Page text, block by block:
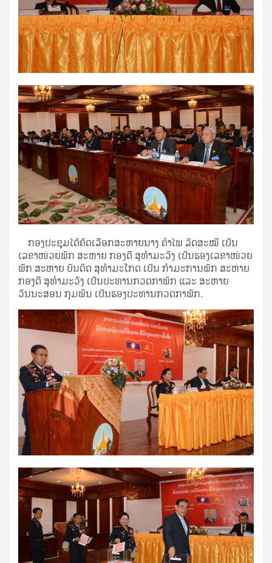
ກອງປະຊຸມໄດ້ຄັດເລືອກສະຫາຍນາງ ຄຳໄພ ລັດສະໝີ ເປັນ
ເລຂາໜ່ວຍພັກ ສະຫາຍ ກອງດີ ສຸທຳມະວົງ ເປັນຮອງເລຂາໜ່ວຍ
ພັກ ສະຫາຍ ບັນດິດ ສຸທຳມະໂກດ ເປັນ ກຳມະການພັກ ສະຫາຍ
ກອງດີ ສຸທຳມະວົງ ເປັນປະທານກວດກາພັກ ແລະ ສະຫາຍ
ວັນນະສອນ ກຸມພົນ ເປັນຮອງປະທານກວດກາພັກ.